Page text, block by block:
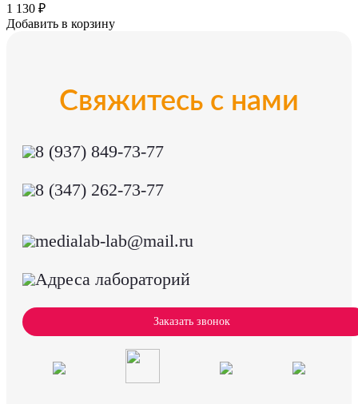
1 130 ₽
Добавить в корзину
Свяжитесь с нами
8 (937) 849-73-77
8 (347) 262-73-77
medialab-lab@mail.ru
Адреса лабораторий
Заказать звонок